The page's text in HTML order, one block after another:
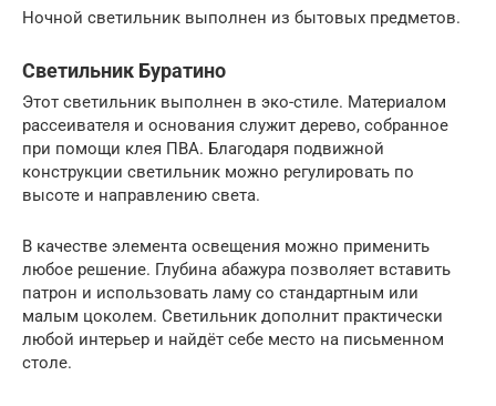
Ночной светильник выполнен из бытовых предметов.
Светильник Буратино
Этот светильник выполнен в эко-стиле. Материалом
рассеивателя и основания служит дерево, собранное
при помощи клея ПВА. Благодаря подвижной
конструкции светильник можно регулировать по
высоте и направлению света.
В качестве элемента освещения можно применить
любое решение. Глубина абажура позволяет вставить
патрон и использовать ламу со стандартным или
малым цоколем. Светильник дополнит практически
любой интерьер и найдёт себе место на письменном
столе.